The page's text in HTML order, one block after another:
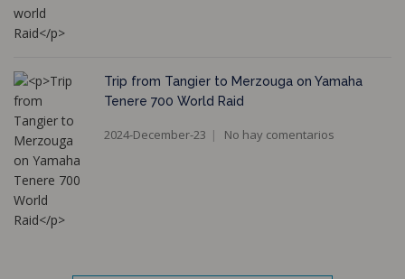
Trip from Tangier to Merzouga on Yamaha
Tenere 700 World Raid
2024-December-23 No hay comentarios